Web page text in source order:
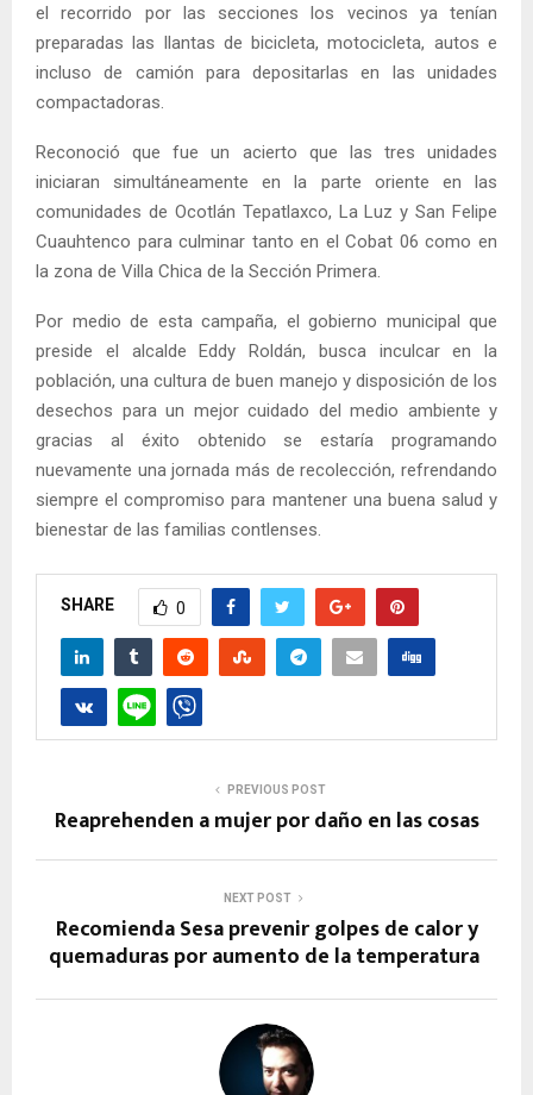
el recorrido por las secciones los vecinos ya tenían
preparadas las llantas de bicicleta, motocicleta, autos e
incluso de camión para depositarlas en las unidades
compactadoras.
Reconoció que fue un acierto que las tres unidades
iniciaran simultáneamente en la parte oriente en las
comunidades de Ocotlán Tepatlaxco, La Luz y San Felipe
Cuauhtenco para culminar tanto en el Cobat 06 como en
la zona de Villa Chica de la Sección Primera.
Por medio de esta campaña, el gobierno municipal que
preside el alcalde Eddy Roldán, busca inculcar en la
población, una cultura de buen manejo y disposición de los
desechos para un mejor cuidado del medio ambiente y
gracias al éxito obtenido se estaría programando
nuevamente una jornada más de recolección, refrendando
siempre el compromiso para mantener una buena salud y
bienestar de las familias contlenses.
SHARE 0
PREVIOUS POST
Reaprehenden a mujer por daño en las cosas
NEXT POST
Recomienda Sesa prevenir golpes de calor y
quemaduras por aumento de la temperatura